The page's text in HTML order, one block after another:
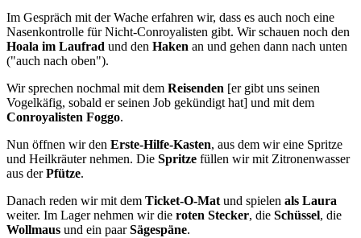
Im Gespräch mit der Wache erfahren wir, dass es auch noch eine
Nasenkontrolle für Nicht-Conroyalisten gibt. Wir schauen noch den
Hoala im Laufrad und den Haken an und gehen dann nach unten
("auch nach oben").
Wir sprechen nochmal mit dem Reisenden [er gibt uns seinen
Vogelkäfig, sobald er seinen Job gekündigt hat] und mit dem
Conroyalisten Foggo.
Nun öffnen wir den Erste-Hilfe-Kasten, aus dem wir eine Spritze
und Heilkräuter nehmen. Die Spritze füllen wir mit Zitronenwasser
aus derPfütze.
Danach reden wir mit dem Ticket-O-Mat und spielen als Laura
weiter. Im Lager nehmen wir die roten Stecker, die Schüssel, die
Wollmaus und ein paarSägespäne.